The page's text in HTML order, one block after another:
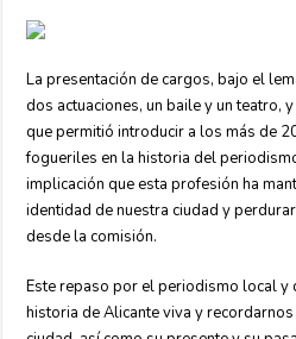
La presentación de cargos, bajo el
dos actuaciones, un baile y un teatro,
que permitió introducir a los más de
fogueriles en la historia del
implicación que esta profesión ha
identidad de nuestra ciudad y
desde la comisión.
Este repaso por el periodismo local y
historia de Alicante viva y